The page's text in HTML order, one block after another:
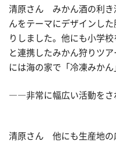
清原さん みかん酒の利き
んをテーマにデザインし
りしました。他にも小学
と連携したみかん狩りツ
には海の家で「冷凍みか
――非常に幅広い活動をさ
清原さん 他にも生産地の